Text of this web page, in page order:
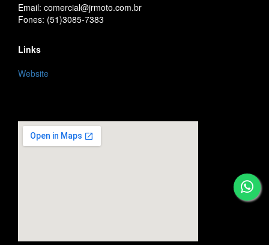
Email: comercial@jrmoto.com.br
Fones: (51)3085-7383
Links
Website